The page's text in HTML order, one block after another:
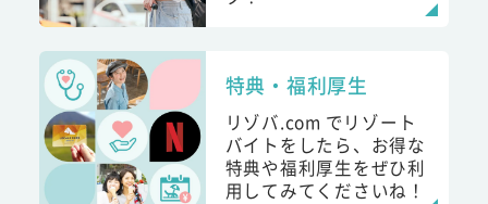
特典・福利厚生
リゾバ.com でリゾート
バイトをしたら、お得な
特典や福利厚生をぜひ利
用してみてくださいね！